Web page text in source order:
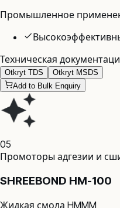
Промышленное
Техническая
Otkryt TDS
Otkryt MSDS
Add to Bulk Enquiry
05
Промоторы адгезии и
SHREEBOND HM-100
Жидкая смола HMMM